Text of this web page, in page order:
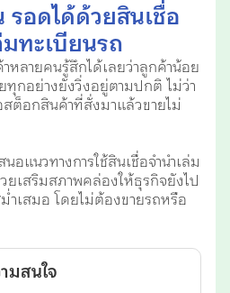
อดได้ด้วยสินเชื่อ
มทะเบียนรถ
หลายคนรู้สึกได้เลยว่าลูกค้าน้อย
ทุกอย่างยังวิ่งอยู่ตามปกติ ไม่ว่า
สต็อกสินค้าที่สั่งมาแล้วขายไม่
อแนวทางการใช้สินเชื่อจำนำเล่ม
ยเสริมสภาพคล่องให้ธุรกิจยังไป
ำเสมอ โดยไม่ต้องขายรถหรือ
มสนใจ